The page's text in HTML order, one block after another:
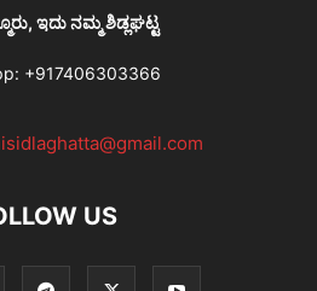
ಇದು ನಮ್ಮ ಶಿಡ್ಲಘಟ್ಟ
+917406303366
US